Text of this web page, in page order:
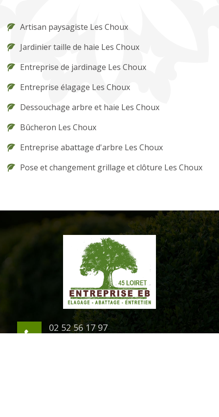
Artisan paysagiste Les Choux
Jardinier taille de haie Les Choux
Entreprise de jardinage Les Choux
Entreprise élagage Les Choux
Dessouchage arbre et haie Les Choux
Bûcheron Les Choux
Entreprise abattage d'arbre Les Choux
Pose et changement grillage et clôture Les Choux
02 52 56 17 97